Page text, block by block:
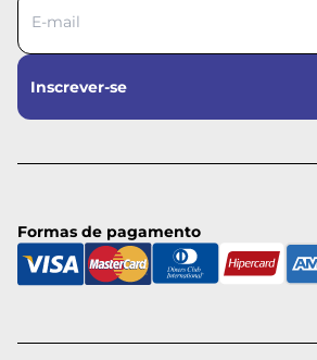
Inscrever-se
Formas de pagamento